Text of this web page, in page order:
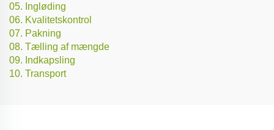
05. Ingløding
06. Kvalitetskontrol
07. Pakning
08. Tælling af mængde
09. Indkapsling
10. Transport